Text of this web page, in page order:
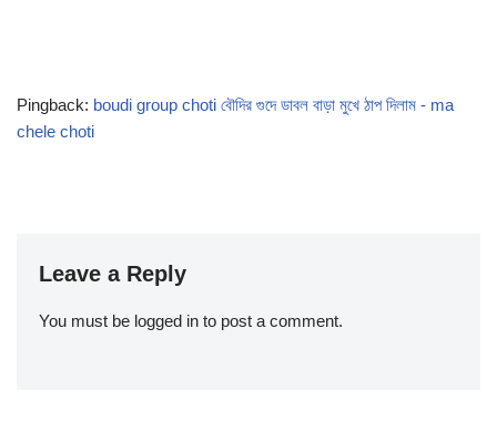
Pingback: boudi group choti বৌদির গুদে ডাবল বাড়া মুখে ঠাপ দিলাম - ma
chele choti
Leave a Reply
You must be logged in to post a comment.